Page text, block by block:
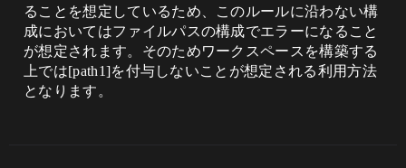
ることを想定しているため、このルールに沿わない構
成においてはファイルパスの構成でエラーになること
が想定されます。そのためワークスペースを構築する
上では[path1]を付与しないことが想定される利用方法
となります。